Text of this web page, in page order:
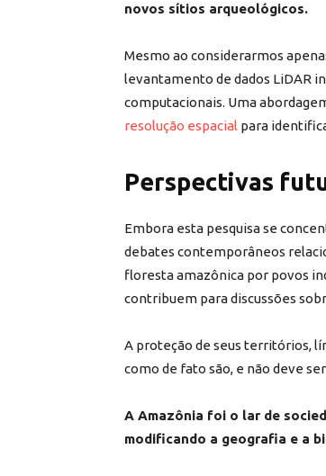
novos sítios arqueológicos.
Mesmo ao considerarmos
levantamento de dados LiDAR
computacionais. Uma
resolução espacial para
Perspectivas
Embora esta pesquisa se
debates contemporâneos
floresta amazônica por povos
contribuem para discussões
A proteção de seus territórios,
como de fato são, e não deve
A Amazônia foi o lar de
modificando a geografia e a